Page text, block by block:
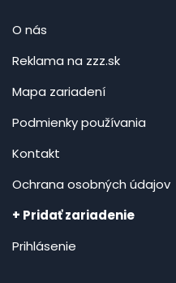
O nás
Reklama na zzz.sk
Mapa zariadení
Podmienky používania
Kontakt
Ochrana osobných údajov
+ Pridať zariadenie
Prihlásenie